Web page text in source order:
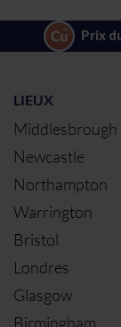
Prix
LIEUX
Middlesbrough
Newcastle
Northampton
Warrington
Bristol
Londres
Glasgow
Birmingham